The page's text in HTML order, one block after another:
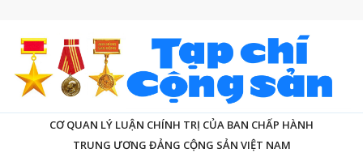
CƠ QUAN LÝ LUẬN CHÍNH TRỊ CỦA BAN CHẤP HÀNH
TRUNG ƯƠNG ĐẢNG CỘNG SẢN VIỆT NAM